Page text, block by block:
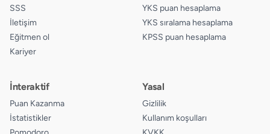
SSS
İletişim
Eğitmen ol
Kariyer
YKS puan hesaplama
YKS sıralama hesaplama
KPSS puan hesaplama
İnteraktif
Puan Kazanma
İstatistikler
Yasal
Gizlilik
Kullanım koşulları